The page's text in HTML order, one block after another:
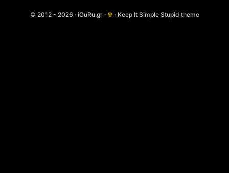
© 2012 - 2026 · iGuRu.gr · ☢ · Keep It Simple Stupid theme